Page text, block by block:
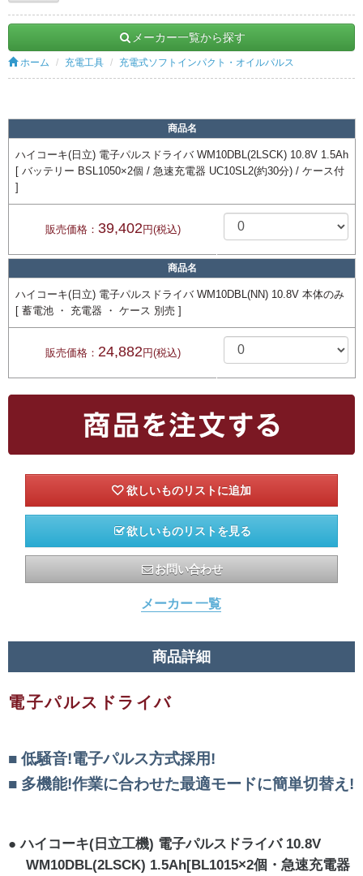
メーカー一覧から探す
ホーム 充電工具 充電式ソフトインパクト・オイルパルス
商品名
ハイコーキ(日立) 電子パルスドライバ WM10DBL(2LSCK) 10.8V 1.5Ah
[ バッテリー BSL1050×2個 / 急速充電器 UC10SL2(約30分) / ケース付
]
販売価格： 39,402 円(税込)
商品名
ハイコーキ(日立) 電子パルスドライバ WM10DBL(NN) 10.8V 本体のみ
[ 蓄電池 ・ 充電器 ・ ケース 別売 ]
販売価格： 24,882 円(税込)
欲しいものリストを見る
お問い合わせ
メーカー 一覧
商品詳細
電子パルスドライバ
低騒音!電子パルス方式採用!
多機能!作業に合わせた最適モードに簡単切替え!
ハイコーキ(日立工機) 電子パルスドライバ 10.8V
WM10DBL(2LSCK) 1.5Ah[BL1015×2個・急速充電器